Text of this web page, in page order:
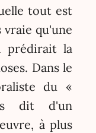
tout est
qu'une
prédirait la
Dans le
du «
dit d'un
à plus